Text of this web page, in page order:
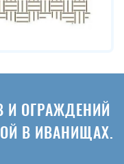
И ОГРАЖДЕНИЙ
В ИВАНИЩАХ.